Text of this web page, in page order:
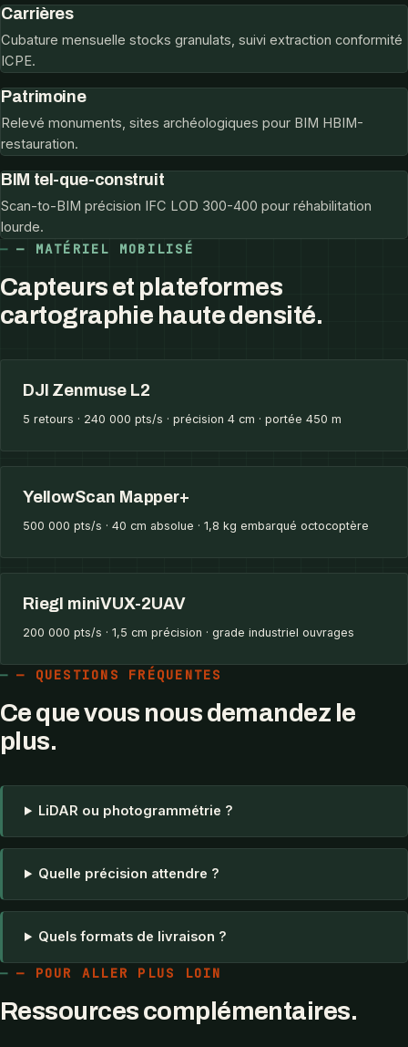
Carrières
Cubature mensuelle stocks granulats, suivi extraction conformité
ICPE.
Patrimoine
Relevé monuments, sites archéologiques pour BIM HBIM-
restauration.
BIM tel-que-construit
Scan-to-BIM précision IFC LOD 300-400 pour réhabilitation
lourde.
— MATÉRIEL MOBILISÉ
Capteurs et plateformes
cartographie haute densité.
DJI Zenmuse L2
5 retours · 240 000 pts/s · précision 4 cm · portée 450 m
YellowScan Mapper+
500 000 pts/s · 40 cm absolue · 1,8 kg embarqué octocoptère
Riegl miniVUX-2UAV
200 000 pts/s · 1,5 cm précision · grade industriel ouvrages
— QUESTIONS FRÉQUENTES
Ce que vous nous demandez le
plus.
LiDAR ou photogrammétrie ?
Quelle précision attendre ?
Quels formats de livraison ?
— POUR ALLER PLUS LOIN
Ressources complémentaires.